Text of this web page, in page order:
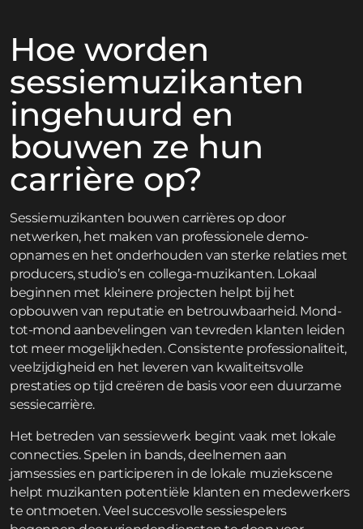
Hoe worden
sessiemuzikanten
ingehuurd en
bouwen ze hun
carrière op?
Sessiemuzikanten bouwen carrières op door
netwerken, het maken van professionele demo-
opnames en het onderhouden van sterke relaties met
producers, studio’s en collega-muzikanten. Lokaal
beginnen met kleinere projecten helpt bij het
opbouwen van reputatie en betrouwbaarheid. Mond-
tot-mond aanbevelingen van tevreden klanten leiden
tot meer mogelijkheden. Consistente professionaliteit,
veelzijdigheid en het leveren van kwaliteitsvolle
prestaties op tijd creëren de basis voor een duurzame
sessiecarrière.
Het betreden van sessiewerk begint vaak met lokale
connecties. Spelen in bands, deelnemen aan
jamsessies en participeren in de lokale muziekscene
helpt muzikanten potentiële klanten en medewerkers
te ontmoeten. Veel succesvolle sessiespelers